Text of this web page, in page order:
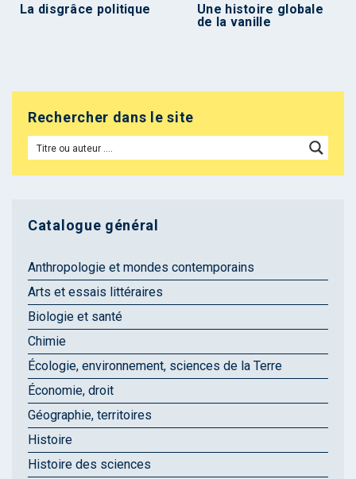
La disgrâce politique
Une histoire globale
de la vanille
Rechercher dans le site
Catalogue général
Anthropologie et mondes contemporains
Arts et essais littéraires
Biologie et santé
Chimie
Écologie, environnement, sciences de la Terre
Économie, droit
Géographie, territoires
Histoire
Histoire des sciences